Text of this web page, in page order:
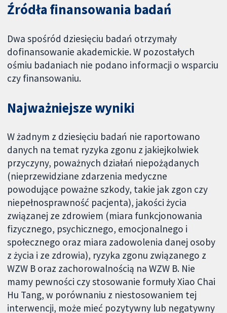
Źródła finansowania badań
Dwa spośród dziesięciu badań otrzymały
dofinansowanie akademickie. W pozostałych
ośmiu badaniach nie podano informacji o wsparciu
czy finansowaniu.
Najważniejsze wyniki
W żadnym z dziesięciu badań nie raportowano
danych na temat ryzyka zgonu z jakiejkolwiek
przyczyny, poważnych działań niepożądanych
(nieprzewidziane zdarzenia medyczne
powodujące poważne szkody, takie jak zgon czy
niepełnosprawność pacjenta), jakości życia
związanej ze zdrowiem (miara funkcjonowania
fizycznego, psychicznego, emocjonalnego i
społecznego oraz miara zadowolenia danej osoby
z życia i ze zdrowia), ryzyka zgonu związanego z
WZW B oraz zachorowalnością na WZW B. Nie
mamy pewności czy stosowanie formuły Xiao Chai
Hu Tang, w porównaniu z niestosowaniem tej
interwencji, może mieć pozytywny lub negatywny